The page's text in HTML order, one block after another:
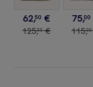
62,50 €
125,00 €
75,00
115,00